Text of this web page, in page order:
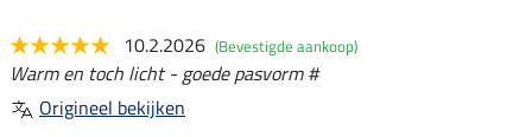
10.2.2026 (Bevestigde aankoop)
Warm en toch licht - goede pasvorm #
Origineel bekijken